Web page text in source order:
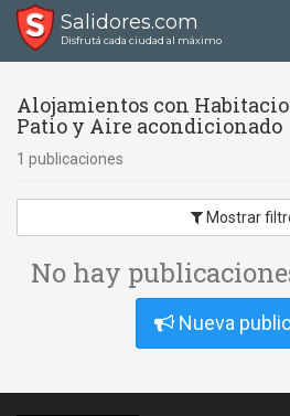
Salidores.com
Disfrutá cada ciudad al máximo
Alojamientos con
Patio y Aire acondicionado
1 publicaciones
Mostrar
No hay
Nueva